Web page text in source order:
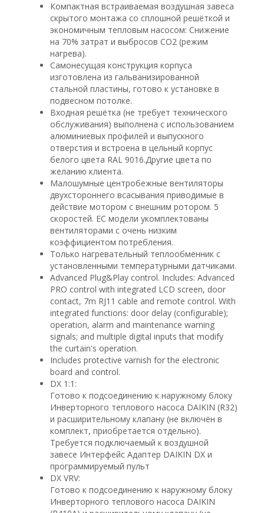
Компактная встраиваемая воздушная завеса
скрытого монтажа со сплошной решёткой и
экономичным тепловым насосом: Снижение
на 70% затрат и выбросов CO2 (режим
нагрева).
Самонесущая конструкция корпуса
изготовлена из гальванизированной
стальной пластины, готово к установке в
подвесном потолке.
Входная решётка (не требует технического
обслуживания) выполнена с использованием
алюминиевых профилей и выпускного
отверстия и встроена в цельный корпус
белого цвета RAL 9016.Другие цвета по
желанию клиента.
Малошумные центробежные вентиляторы
двухстороннего всасывания приводимые в
действие мотором с внешним ротором. 5
скоростей. EC модели укомплектованы
вентиляторами с очень низким
коэффициентом потребления.
Только нагревательный теплообменник с
установленными температурными датчиками.
Advanced Plug&Play control. Includes: Advanced
PRO control with integrated LCD screen, door
contact, 7m RJ11 cable and remote control. With
integrated functions: door delay (configurable);
operation, alarm and maintenance warning
signals; and multiple digital inputs that modify
the curtain's operation.
Includes protective varnish for the electronic
board and control.
DX 1:1:
Готово к подсоединению к наружному блоку
Инверторного теплового насоса DAIKIN (R32)
и расширительному клапану (не включён в
комплект, приобретается отдельно).
Требуется подключаемый к воздушной
завесе Интерфейс Адаптер DAIKIN DX и
программируемый пульт
DX VRV:
Готово к подсоединению к наружному блоку
Инверторного теплового насоса DAIKIN